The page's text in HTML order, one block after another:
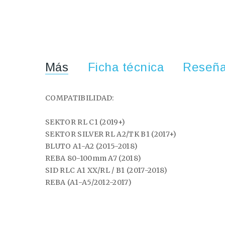
Más Ficha técnica
COMPATIBILIDAD:
SEKTOR RL C1 (2019+)
SEKTOR SILVER RL A2/TK B1 (2017+)
BLUTO A1-A2 (2015-2018)
REBA 80-100mm A7 (2018)
SID RLC A1 XX/RL / B1 (2017-2018)
REBA (A1-A5/2012-2017)